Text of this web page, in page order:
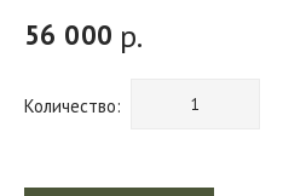
56 000 р.
Количество: